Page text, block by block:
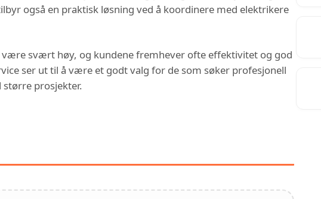
også en praktisk løsning ved å koordinere med elektrikere
svært høy, og kundene fremhever ofte effektivitet og god
ser ut til å være et godt valg for de som søker profesjonell
prosjekter.